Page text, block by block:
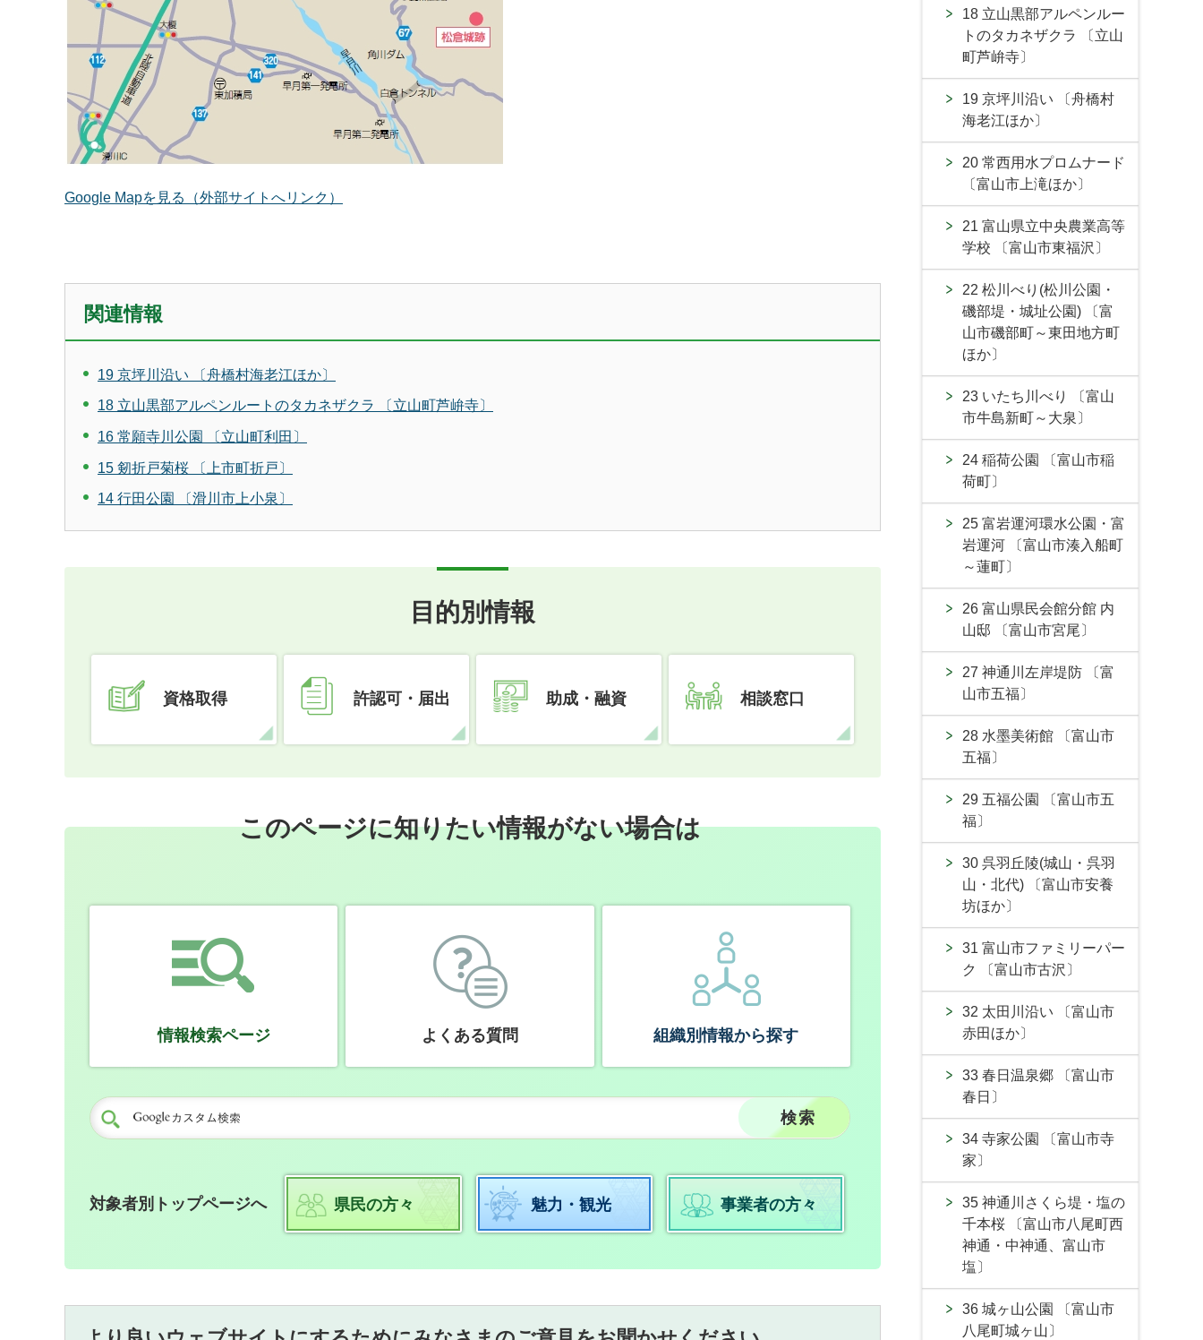
Google Mapを見る（外部サイトへリンク）
関連情報
19 京坪川沿い 〔舟橋村海老江ほか〕
18 立山黒部アルペンルートのタカネザクラ 〔立山町芦峅寺〕
16 常願寺川公園 〔立山町利田〕
15 剱折戸菊桜 〔上市町折戸〕
14 行田公園 〔滑川市上小泉〕
目的別情報
資格取得 許認可・届出 助成・融資 相談窓口
このページに知りたい情報がない場合は
情報検索ページ よくある質問 組織別情報から探す
対象者別トップページへ 県民の方々 魅力・観光 事業者の方々
18 立山黒部アルペンルー
トのタカネザクラ 〔立山
町芦峅寺〕
19 京坪川沿い 〔舟橋村
海老江ほか〕
20 常西用水プロムナード
〔富山市上滝ほか〕
21 富山県立中央農業高等
学校 〔富山市東福沢〕
22 松川べり(松川公園・
磯部堤・城址公園) 〔富
山市磯部町～東田地方町
ほか〕
23 いたち川べり 〔富山
市牛島新町～大泉〕
24 稲荷公園 〔富山市稲
荷町〕
25 富岩運河環水公園・富
岩運河 〔富山市湊入船町
～蓮町〕
26 富山県民会館分館 内
山邸 〔富山市宮尾〕
27 神通川左岸堤防 〔富
山市五福〕
28 水墨美術館 〔富山市
五福〕
29 五福公園 〔富山市五
福〕
30 呉羽丘陵(城山・呉羽
山・北代) 〔富山市安養
坊ほか〕
31 富山市ファミリーパー
ク 〔富山市古沢〕
32 太田川沿い 〔富山市
赤田ほか〕
33 春日温泉郷 〔富山市
春日〕
34 寺家公園 〔富山市寺
家〕
35 神通川さくら堤・塩の
千本桜 〔富山市八尾町西
神通・中神通、富山市
塩〕
36 城ヶ山公園 〔富山市
八尾町城ヶ山〕